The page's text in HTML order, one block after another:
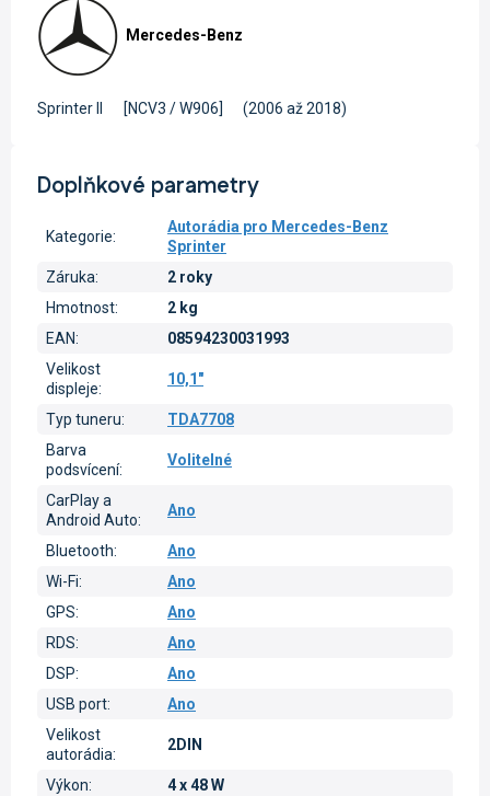
Mercedes-Benz
Sprinter II [NCV3 / W906] (2006 až 2018)
Doplňkové parametry
Kategorie:
Autorádia pro Mercedes-Benz
Sprinter
Záruka:
2 roky
Hmotnost:
2 kg
EAN:
08594230031993
Velikost
displeje:
10,1"
Typ tuneru:
TDA7708
Barva
podsvícení:
Volitelné
CarPlay a
Android Auto:
Ano
Bluetooth:
Ano
Wi-Fi:
Ano
GPS:
Ano
RDS:
Ano
DSP:
Ano
USB port:
Ano
Velikost
autorádia:
2DIN
Výkon:
4 x 48 W